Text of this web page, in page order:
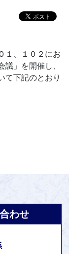
１、１０２にお
」を開催し、
て下記のとおり
わせ